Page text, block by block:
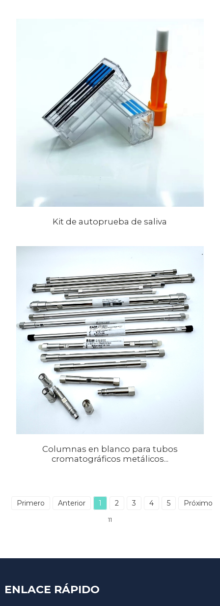
Kit de autoprueba de saliva
Columnas en blanco para tubos
cromatográficos metálicos...
Primero Anterior 1 2 3 4 5 Próximo
11
ENLACE RÁPIDO